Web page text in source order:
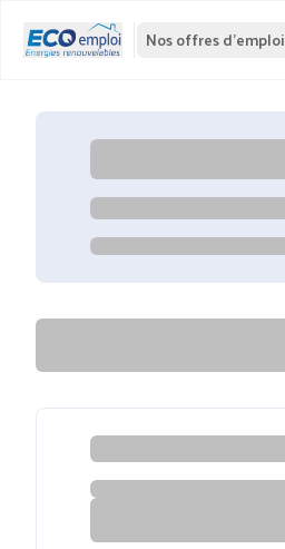
Nos offres d'emploi